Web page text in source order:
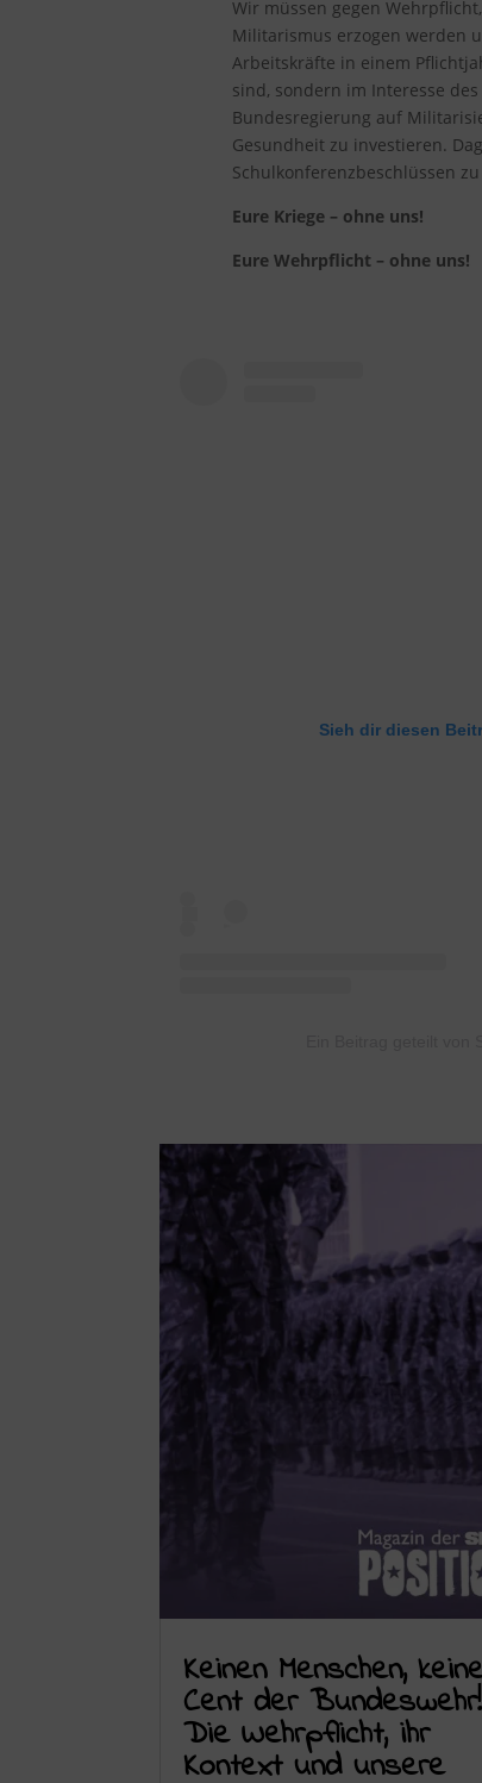
Wir müssen gegen
Militarismus erzogen werden
Arbeitskräfte in einem
sind, sondern im Interesse
Bundesregierung auf
Gesundheit zu investieren.
Schulkonferenzbeschlüssen
Eure Kriege – ohne uns!
Eure Wehrpflicht – ohne uns!
Sieh dir diesen
Keinen Menschen,
Cent der Bundeswehr!
Die Wehrpflicht, ihr
Kontext und unsere